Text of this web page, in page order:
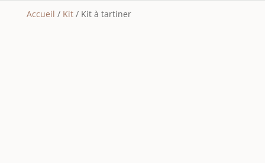
Accueil / Kit/ Kit à tartiner